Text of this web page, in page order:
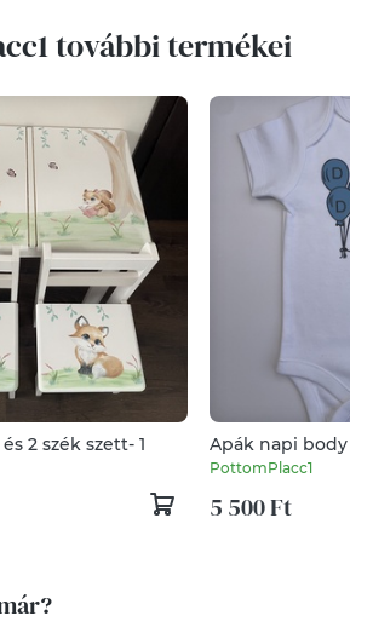
további termékei
2 szék szett- 1 Apák napi body
PottomPlacc1
5 500 Ft